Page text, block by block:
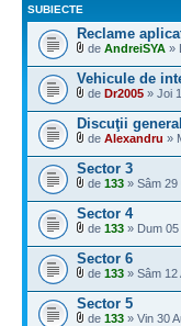
SUBIECTE
Reclame
de AndreiSYA »
Vehicule de
de Dr2005 » Joi
Discuţii
de Alexandru »
Sector 3
de 133 » Sâm
Sector 4
de 133 » Dum
Sector 6
de 133 » Sâm 12
Sector 5
de 133 » Vin 30